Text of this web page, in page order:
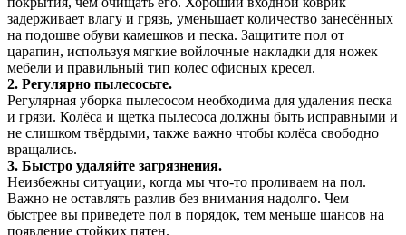
задерживает влагу и грязь, уменьшает количество занесённых
на подошве обуви камешков и песка. Защитите пол от
царапин, используя мягкие войлочные накладки для ножек
мебели и правильный тип колес офисных кресел.
2. Регулярно пылесосьте.
Регулярная уборка пылесосом необходима для удаления песка
и грязи. Колёса и щетка пылесоса должны быть исправными и
не слишком твёрдыми, также важно чтобы колёса свободно
вращались.
3. Быстро удаляйте загрязнения.
Неизбежны ситуации, когда мы что-то проливаем на пол.
Важно не оставлять разлив без внимания надолго. Чем
быстрее вы приведете пол в порядок, тем меньше шансов на
появление стойких пятен.